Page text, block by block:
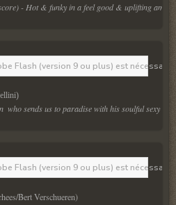
- Hot & funky in a feel good & uplifting
Flash (version 9 ou plus) est
who sends us to paradise with his soulful sexy
Flash (version 9 ou plus) est
Bert Verschueren)